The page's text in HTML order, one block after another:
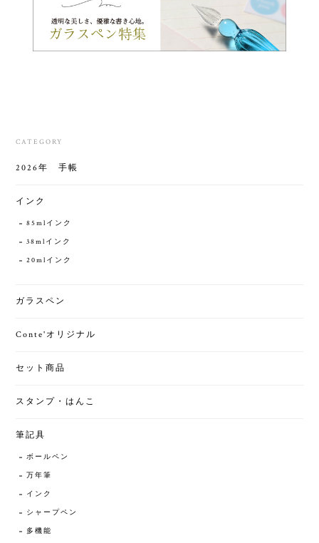
CATEGORY
2026年 手帳
インク
85mlインク
38mlインク
20mlインク
ガラスペン
Conte'オリジナル
セット商品
スタンプ・はんこ
筆記具
ボールペン
万年筆
インク
シャープペン
多機能